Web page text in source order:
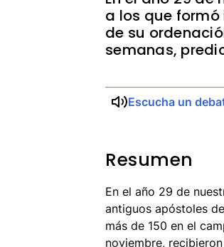
a los que
de su
semanas,
Escucha un
Resumen
En el año 29 de
antiguos apóstoles de
más de 150 en el
noviembre,